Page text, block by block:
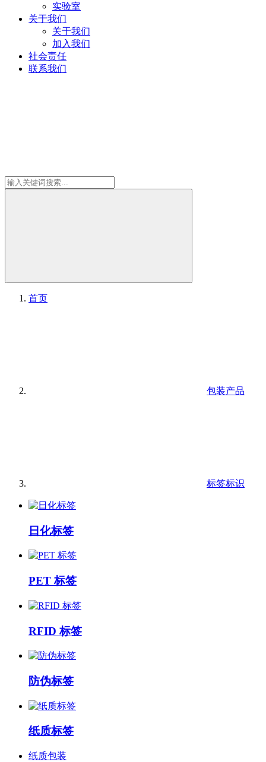
实验室
关于我们
关于我们
加入我们
社会责任
联系我们
首页
包装产品
标签标识
日化标签
PET 标签
RFID 标签
防伪标签
纸质标签
纸质包装